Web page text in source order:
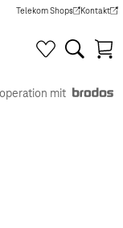
Telekom Shops
(Wird in einem neuen Tab
Kontakt
(Wird in
mit